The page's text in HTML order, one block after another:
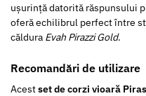
ușurință datorită răspunsului
oferă echilibrul perfect între
căldura Evah Pirazzi Gold.
Recomandări de utilizare
Acestset de corzi vioară